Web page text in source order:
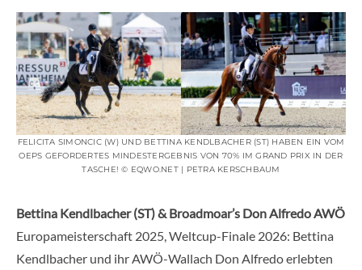
FELICITA SIMONCIC (W) UND BETTINA KENDLBACHER (ST) HABEN EIN VOM
OEPS GEFORDERTES MINDESTERGEBNIS VON 70% IM GRAND PRIX IN DER
TASCHE! © EQWO.NET | PETRA KERSCHBAUM
Bettina Kendlbacher (ST) & Broadmoar’s Don Alfredo AWÖ
Europameisterschaft 2025, Weltcup-Finale 2026: Bettina
Kendlbacher und ihr AWÖ-Wallach Don Alfredo erlebten